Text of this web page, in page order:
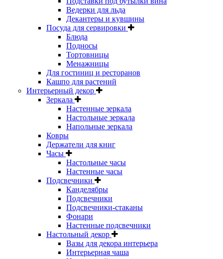
Ведерки для льда
Декантеры и кувшины
Посуда для сервировки
Блюда
Подносы
Тортовницы
Менажницы
Для гостиниц и ресторанов
Кашпо для растений
Интерьерный декор
Зеркала
Настенные зеркала
Настольные зеркала
Напольные зеркала
Ковры
Держатели для книг
Часы
Настольные часы
Настенные часы
Подсвечники
Канделябры
Подсвечники
Подсвечники-стаканы
Фонари
Настенные подсвечники
Настольный декор
Вазы для декора интерьера
Интерьерная чаша